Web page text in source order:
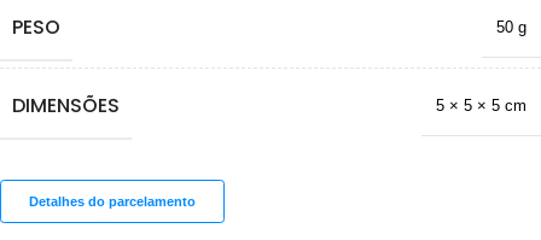
PESO 50 g
DIMENSÕES 5 × 5 × 5 cm
Detalhes do parcelamento